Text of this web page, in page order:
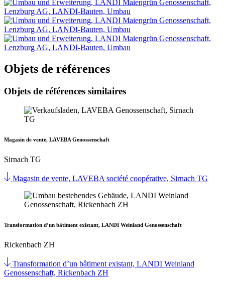
Objets de références
Objets de références similaires
Magasin de vente, LAVEBA Genossenschaft
Sirnach TG
Magasin de vente, LAVEBA société coopérative, Sirnach TG
Transformation d’un bâtiment existant, LANDI Weinland Genossenschaft
Rickenbach ZH
Transformation d’un bâtiment existant, LANDI Weinland
Genossenschaft, Rickenbach ZH